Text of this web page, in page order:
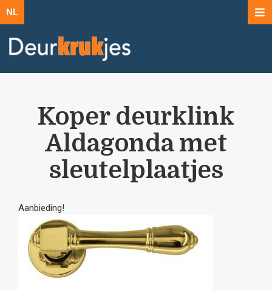
NL
Koper deurklink
Aldagonda met
sleutelplaatjes
Aanbieding!